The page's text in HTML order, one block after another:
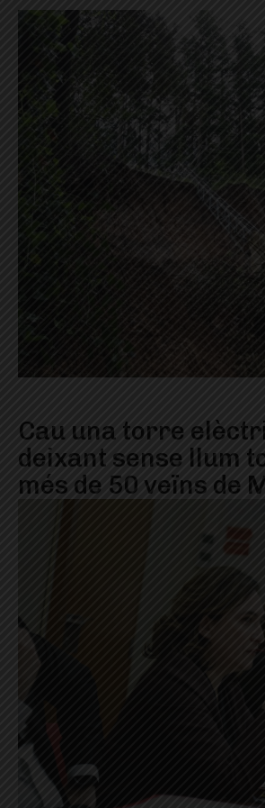
Cau una torre
deixant sense llum
més de 50 veïns de